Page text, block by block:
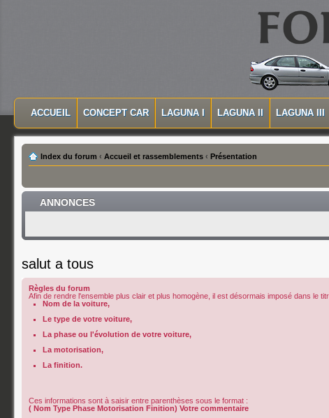
MENU PRINCIPAL
ACCUEIL CONCEPT CAR LAGUNA I LAGUNA II LAGUNA III
Index du forum ‹ Accueil et rassemblements ‹ Présentation
ANNONCES
salut a tous
Règles du forum
Afin de rendre l'ensemble plus clair et plus homogène, il est désormais imposé dans le
Nom de la voiture,
Le type de votre voiture,
La phase ou l'évolution de votre voiture,
La motorisation,
La finition.
Ces informations sont à saisir entre parenthèses sous le format :
( Nom Type Phase Motorisation Finition) Votre commentaire